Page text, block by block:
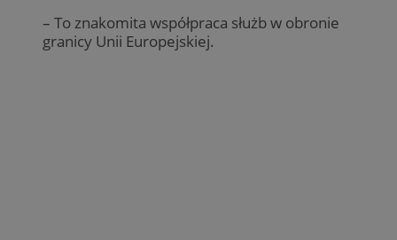
– To znakomita współpraca służb w obronie
granicy Unii Europejskiej.